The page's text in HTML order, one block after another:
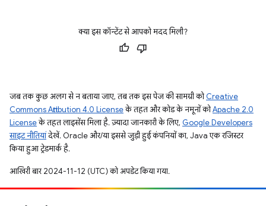
क्या इस कॉन्टेंट से आपको मदद मिली?
जब तक कुछ अलग से न बताया जाए, तब तक इस पेज की सामग्री कोCreative
Commons Attribution 4.0 Licenseके तहत और कोड के नमूनों कोApache 2.0
Licenseके तहत लाइसेंस मिला है. ज़्यादा जानकारी के लिए, Google Developers
साइट नीतियांदेखें. Oracle और/या इससे जुड़ी हुई कंपनियों का, Java एक रजिस्टर
किया हुआ ट्रेडमार्क है.
आखिरी बार 2024-11-12 (UTC) को अपडेट किया गया.